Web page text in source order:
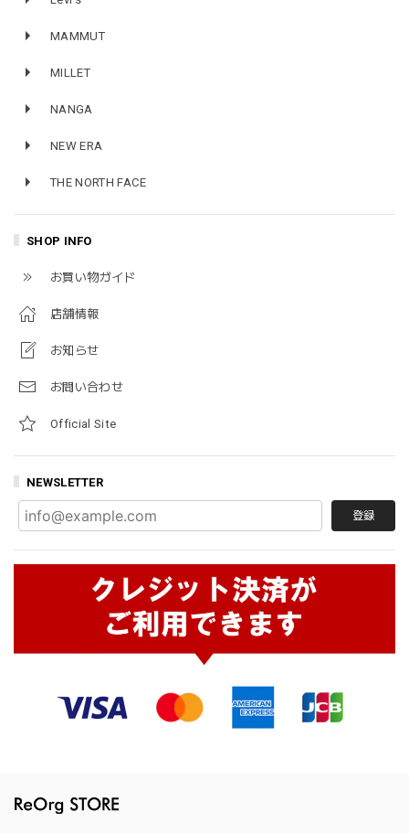
MAMMUT
MILLET
NANGA
NEW ERA
THE NORTH FACE
SHOP INFO
お買い物ガイド
店舗情報
お知らせ
お問い合わせ
Official Site
NEWSLETTER
登録